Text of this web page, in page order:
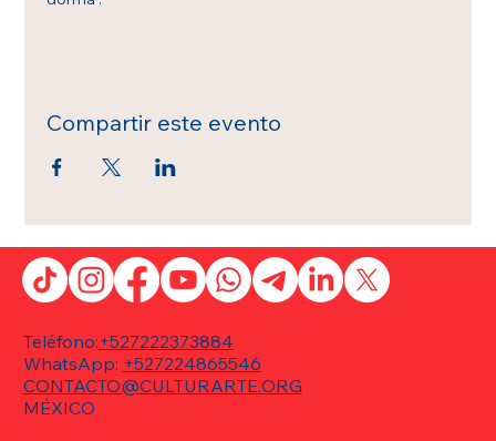
Compartir este evento
Teléfono:+527222373884
WhatsApp: +527224865546
CONTACTO@CULTURARTE.ORG
MÉXICO